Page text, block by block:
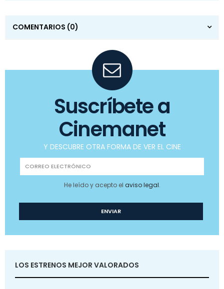
COMENTARIOS (0)
Suscríbete a
Cinemanet
Y DESCUBRE OTRA FORMA DE VER EL CINE
He leído y acepto el aviso legal.
LOS ESTRENOS MEJOR VALORADOS